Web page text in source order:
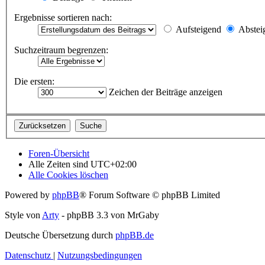
Ergebnisse sortieren nach:
Aufsteigend
Suchzeitraum begrenzen:
Die ersten:
Zeichen der Beiträge anzeigen
Foren-Übersicht
Alle Zeiten sind UTC+02:00
Alle Cookies löschen
Powered by phpBB® Forum Software © phpBB Limited
Style von Arty - phpBB 3.3 von MrGaby
Deutsche Übersetzung durch phpBB.de
Datenschutz | Nutzungsbedingungen